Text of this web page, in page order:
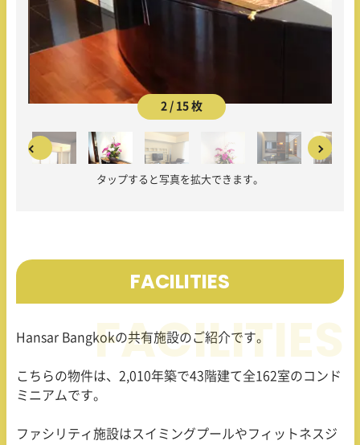
2 / 15 枚
タップすると写真を拡大できます。
FACILITIES
Hansar Bangkokの共有施設のご紹介です。
こちらの物件は、2,010年築で43階建て全162室のコンド
ミニアムです。
ファシリティ施設はスイミングプールやフィットネスジ